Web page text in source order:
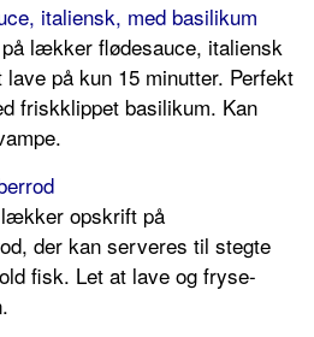
italiensk, med basilikum
lækker flødesauce, italiensk
på kun 15 minutter. Perfekt
friskklippet basilikum. Kan
opskrift på
der kan serveres til stegte
fisk. Let at lave og fryse-